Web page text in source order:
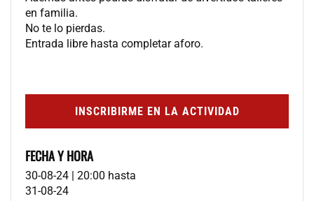
en familia.
No te lo pierdas.
Entrada libre hasta completar aforo.
INSCRIBIRME EN LA ACTIVIDAD
FECHA Y HORA
30-08-24 | 20:00 hasta
31-08-24